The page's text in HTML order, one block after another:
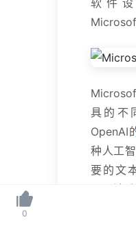
0
软件
具的不
OpenAI
种人工
要的文
品。该
到独特